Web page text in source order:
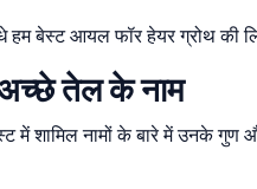
हम बेस्ट आयल फॉर हेयर ग्रोथ की
तेल के नाम
में शामिल नामों के बारे में उनके